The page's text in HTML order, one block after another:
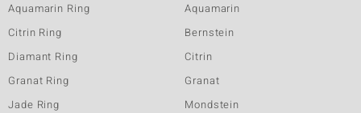
Aquamarin Ring
Citrin Ring
Diamant Ring
Granat Ring
Jade Ring
Aquamarin
Bernstein
Citrin
Granat
Mondstein